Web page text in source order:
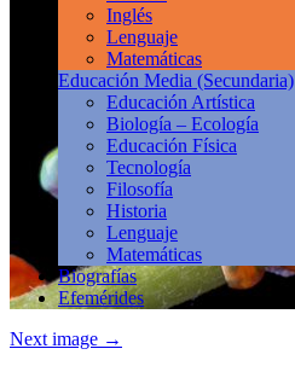
Inglés
Lenguaje
Matemáticas
Educación Media (Secundaria)
Educación Artística
Biología – Ecología
Educación Física
Tecnología
Filosofía
Historia
Lenguaje
Matemáticas
Biografías
Efemérides
Next image →